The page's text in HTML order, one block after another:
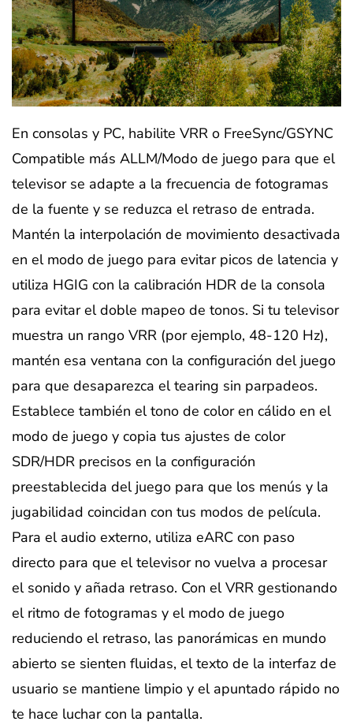
En consolas y PC, habilite VRR o FreeSync/GSYNC
Compatible más ALLM/Modo de juego para que el
televisor se adapte a la frecuencia de fotogramas
de la fuente y se reduzca el retraso de entrada.
Mantén la interpolación de movimiento desactivada
en el modo de juego para evitar picos de latencia y
utiliza HGIG con la calibración HDR de la consola
para evitar el doble mapeo de tonos. Si tu televisor
muestra un rango VRR (por ejemplo, 48-120 Hz),
mantén esa ventana con la configuración del juego
para que desaparezca el tearing sin parpadeos.
Establece también el tono de color en cálido en el
modo de juego y copia tus ajustes de color
SDR/HDR precisos en la configuración
preestablecida del juego para que los menús y la
jugabilidad coincidan con tus modos de película.
Para el audio externo, utiliza eARC con paso
directo para que el televisor no vuelva a procesar
el sonido y añada retraso. Con el VRR gestionando
el ritmo de fotogramas y el modo de juego
reduciendo el retraso, las panorámicas en mundo
abierto se sienten fluidas, el texto de la interfaz de
usuario se mantiene limpio y el apuntado rápido no
te hace luchar con la pantalla.